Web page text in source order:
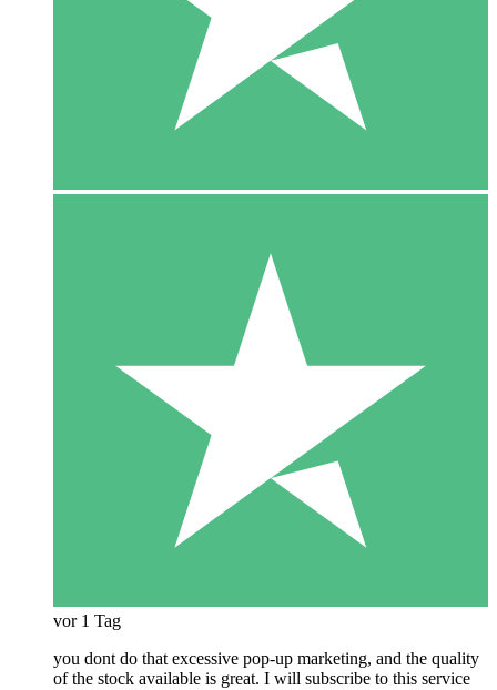
vor 1 Tag
you dont do that excessive pop-up marketing, and the quality
of the stock available is great. I will subscribe to this service